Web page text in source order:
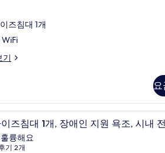
즈침대 1개
WiFi
기
요
고급 침구, 오리/거위털
즈침대 1개, 장애인 지원 욕조, 시내
중 10점
륭해요
기 2개